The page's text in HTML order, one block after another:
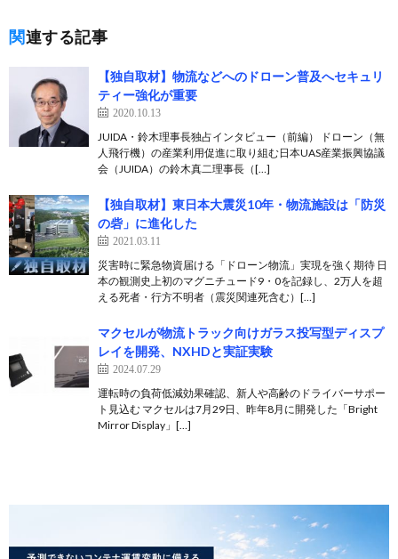
関連する記事
【独自取材】物流などへのドローン普及へセキュリ
ティー強化が重要
2020.10.13
JUIDA・鈴木理事長独占インタビュー（前編） ドローン（無
人飛行機）の産業利用促進に取り組む日本UAS産業振興協議
会（JUIDA）の鈴木真二理事長（[…]
【独自取材】東日本大震災10年・物流施設は「防災
の砦」に進化した
2021.03.11
災害時に緊急物資届ける「ドローン物流」実現を強く期待 日
本の観測史上初のマグニチュード9・0を記録し、2万人を超
える死者・行方不明者（震災関連死含む）[…]
マクセルが物流トラック向けガラス投写型ディスプ
レイを開発、NXHDと実証実験
2024.07.29
運転時の負荷低減効果確認、新人や高齢のドライバーサポー
ト見込む マクセルは7月29日、昨年8月に開発した「Bright
Mirror Display」[…]